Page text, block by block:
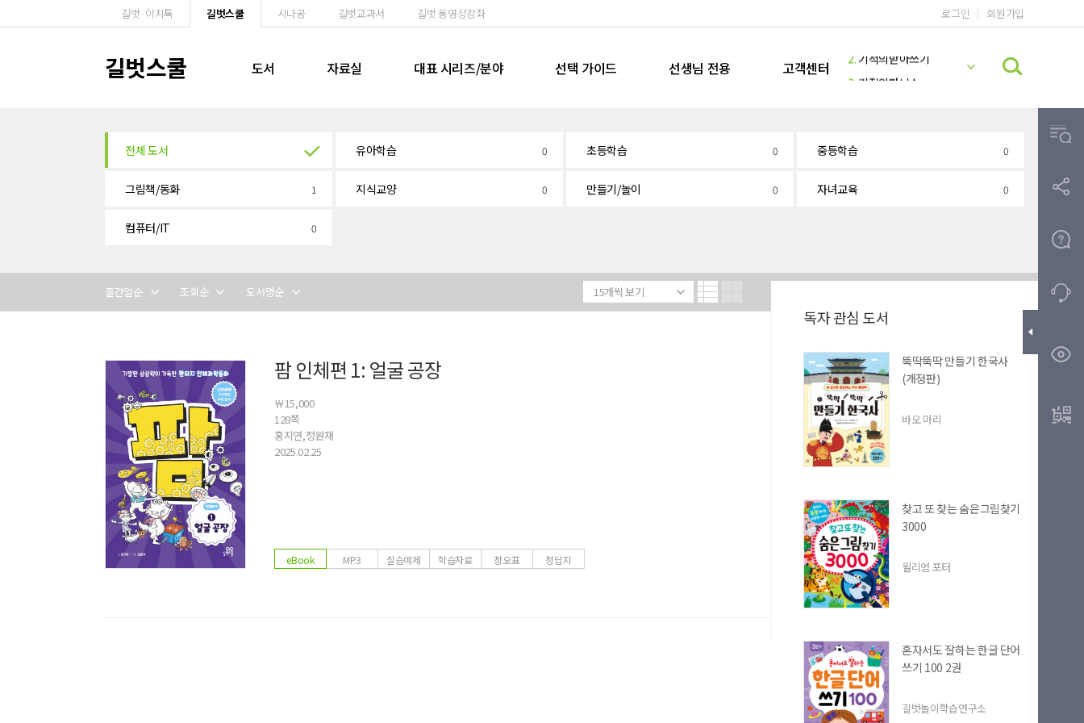
길벗·이지톡 길벗스쿨 시나공 길벗교과서 길벗 동영상강좌 로그인 회원가입
길벗스쿨 도서 자료실 대표 시리즈/분야 선택 가이드 선생님 전용 고객센터
3.
기적의파닉스
6.
8.기적의 계산법 5학년 10권 정답지
전체 도서 유아학습 0 초등학습 0 중등학습 0
그림책/동화 1 지식교양 0 만들기/놀이 0 자녀교육 0
컴퓨터/IT 0
선택도서
선택도서
출간일순 조회순 도서명순
팜 인체편 1: 얼굴 공장
￦15,000
128쪽
홍지연,정원재
2025.02.25
eBook MP3 실습예제 학습자료 정오표 정답지
독자 관심 도서
뚝딱뚝딱 만들기 한국사
(개정판)
바오 마리
찾고 또 찾는 숨은그림찾기
3000
윌리엄 포터
혼자서도 잘하는 한글 단어
쓰기 100 2권
길벗놀이학습연구소
마이길벗
알림 메시지
최근 이용 자료
최근 열람 도서